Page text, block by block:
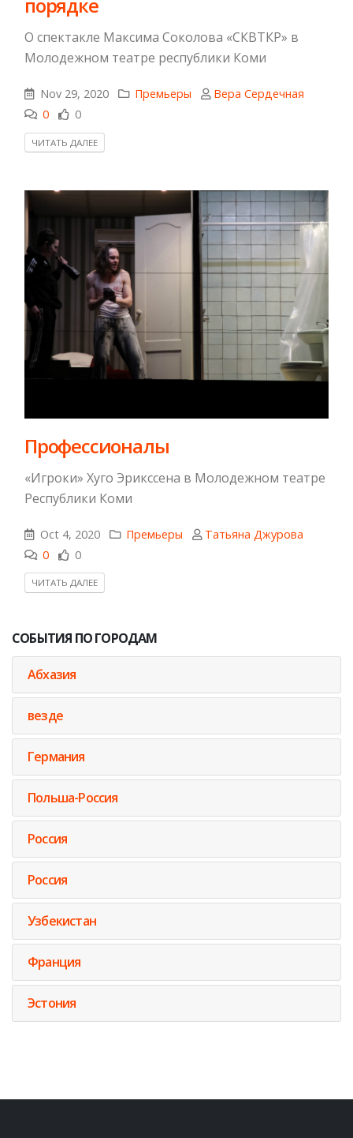
порядке
О спектакле Максима Соколова «СКВТКР» в
Молодежном театре республики Коми
Nov 29, 2020 Премьеры
Вера Сердечная
0
0
ЧИТАТЬ ДАЛЕЕ
Профессионалы
«Игроки» Хуго Эрикссена в Молодежном театре
Республики Коми
Oct 4, 2020 Премьеры
Татьяна Джурова
0
0
ЧИТАТЬ ДАЛЕЕ
СОБЫТИЯ ПО ГОРОДАМ
Абхазия
везде
Германия
Польша-Россия
Россия
Россия
Узбекистан
Франция
Эстония